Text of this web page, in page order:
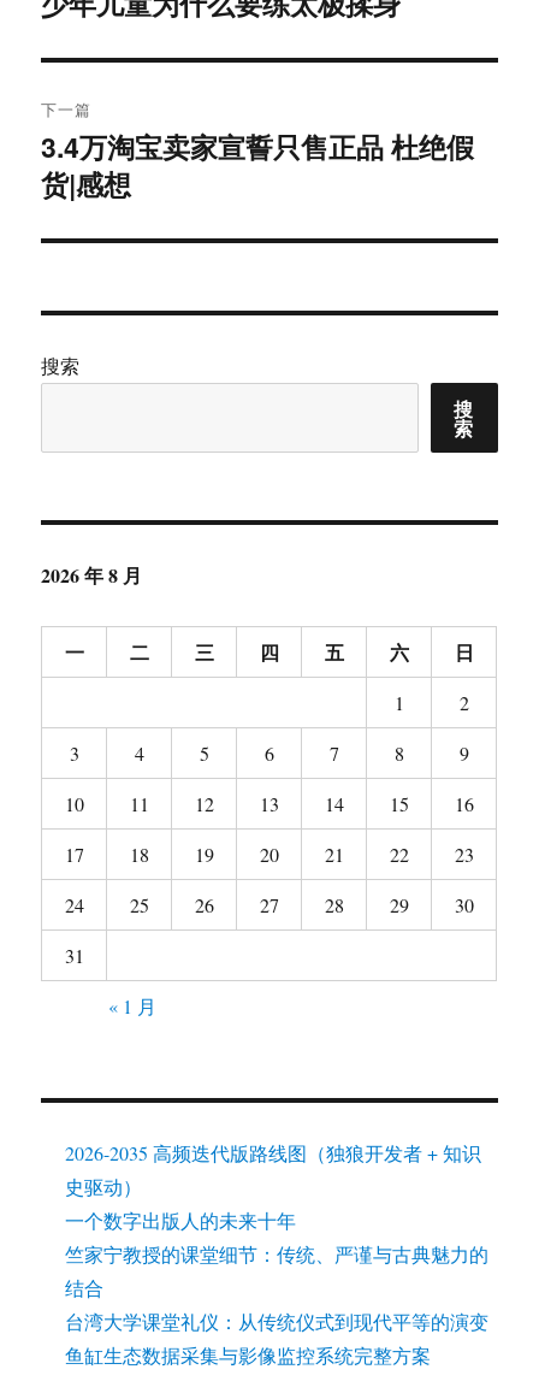
航
文
章：
下一篇
下
篇
章：
3.4万淘宝卖家宣誓只售正品 杜绝假
货|感想
搜索
搜
索
2026 年 8 月
一 二 三 四 五 六 日
1
2
3
4 5 6 7 8
9
10
11 12 13 14 15
16
17
18 19 20 21 22
23
24
25 26 27 28 29
30
31
« 1 月
2026-2035 高频迭代版路线图（独狼开发者 + 知识
史驱动）
一个数字出版人的未来十年
竺家宁教授的课堂细节：传统、严谨与古典魅力的
结合
台湾大学课堂礼仪：从传统仪式到现代平等的演变
鱼缸生态数据采集与影像监控系统完整方案